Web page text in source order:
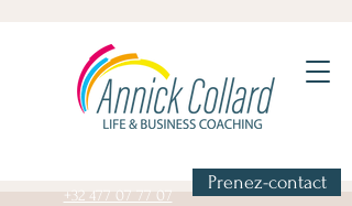
+32 477 07 77 07
Prenez-contact